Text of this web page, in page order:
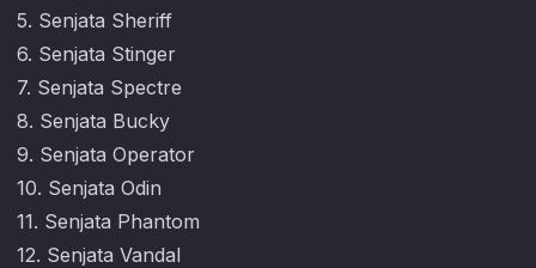
5. Senjata Sheriff
6. Senjata Stinger
7. Senjata Spectre
8. Senjata Bucky
9. Senjata Operator
10. Senjata Odin
11. Senjata Phantom
12. Senjata Vandal